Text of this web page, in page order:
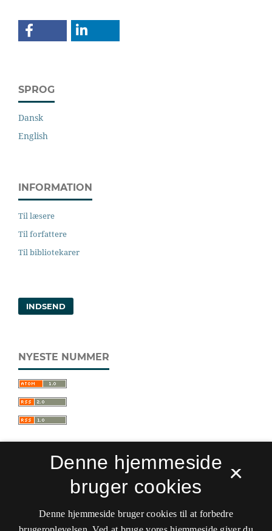
SPROG
Dansk
English
INFORMATION
Til læsere
Til forfattere
Til bibliotekarer
INDSEND
NYESTE NUMMER
Sprogforum. Tidsskrift for sprog- og
kulturpædagogik
ISSN 0909-9328 (Trykt)
ISSN 1399-8617 (Online)
×
Denne hjemmeside
bruger cookies
Denne hjemmeside bruger cookies til at forbedre